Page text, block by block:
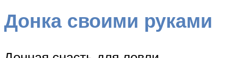
Донка своими руками